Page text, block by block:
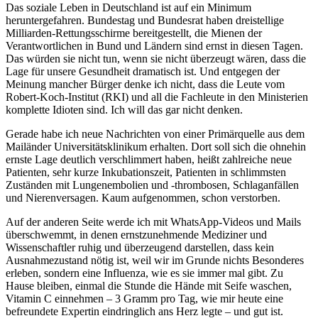
Das soziale Leben in Deutschland ist auf ein Minimum
heruntergefahren. Bundestag und Bundesrat haben dreistellige
Milliarden-Rettungsschirme bereitgestellt, die Mienen der
Verantwortlichen in Bund und Ländern sind ernst in diesen Tagen.
Das würden sie nicht tun, wenn sie nicht überzeugt wären, dass die
Lage für unsere Gesundheit dramatisch ist. Und entgegen der
Meinung mancher Bürger denke ich nicht, dass die Leute vom
Robert-Koch-Institut (RKI) und all die Fachleute in den Ministerien
komplette Idioten sind. Ich will das gar nicht denken.
Gerade habe ich neue Nachrichten von einer Primärquelle aus dem
Mailänder Universitätsklinikum erhalten. Dort soll sich die ohnehin
ernste Lage deutlich verschlimmert haben, heißt zahlreiche neue
Patienten, sehr kurze Inkubationszeit, Patienten in schlimmsten
Zuständen mit Lungenembolien und -thrombosen, Schlaganfällen
und Nierenversagen. Kaum aufgenommen, schon verstorben.
Auf der anderen Seite werde ich mit WhatsApp-Videos und Mails
überschwemmt, in denen ernstzunehmende Mediziner und
Wissenschaftler ruhig und überzeugend darstellen, dass kein
Ausnahmezustand nötig ist, weil wir im Grunde nichts Besonderes
erleben, sondern eine Influenza, wie es sie immer mal gibt. Zu
Hause bleiben, einmal die Stunde die Hände mit Seife waschen,
Vitamin C einnehmen – 3 Gramm pro Tag, wie mir heute eine
befreundete Expertin eindringlich ans Herz legte – und gut ist.